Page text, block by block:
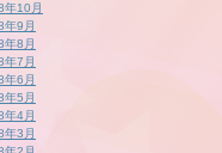
年10月
年9月
年8月
年7月
年6月
年5月
年4月
年3月